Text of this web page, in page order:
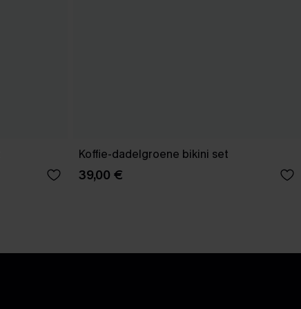
Koffie-dadelgroene bikini set
39,00 €